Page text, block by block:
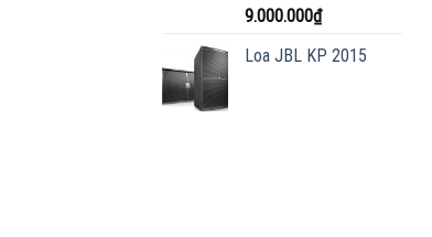
9.000.000₫
Loa JBL KP 2015